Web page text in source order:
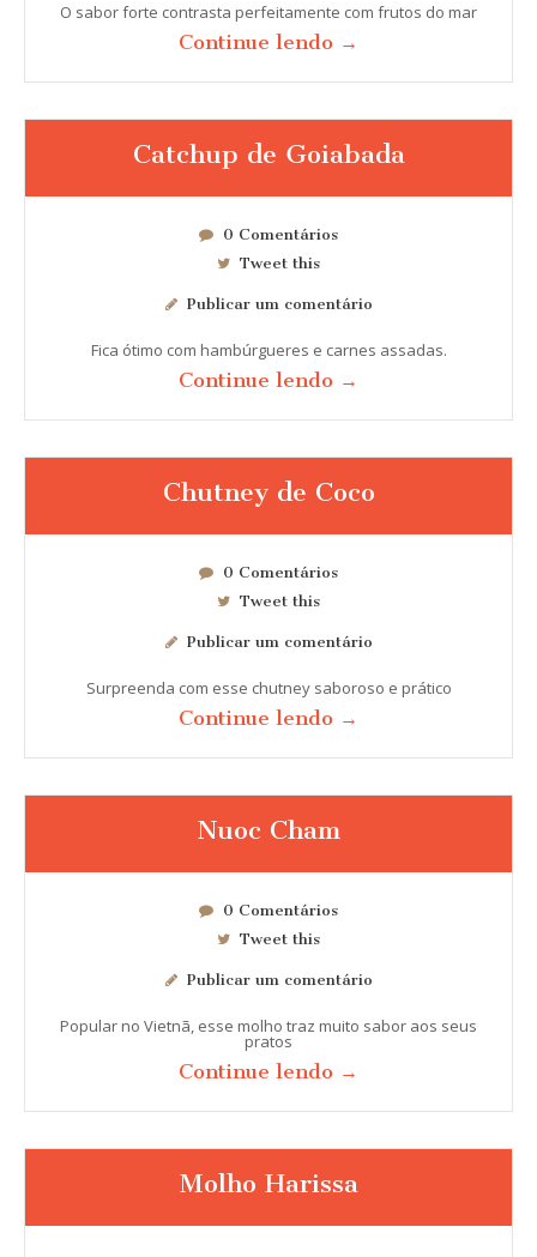
O sabor forte contrasta perfeitamente com frutos do mar
Continue lendo →
Catchup de Goiabada
0 Comentários
Tweet this
Publicar um comentário
Fica ótimo com hambúrgueres e carnes assadas.
Continue lendo →
Chutney de Coco
0 Comentários
Tweet this
Publicar um comentário
Surpreenda com esse chutney saboroso e prático
Continue lendo →
Nuoc Cham
0 Comentários
Tweet this
Publicar um comentário
Popular no Vietnã, esse molho traz muito sabor aos seus
pratos
Continue lendo →
Molho Harissa